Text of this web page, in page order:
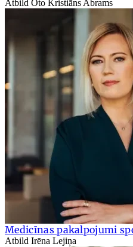
Atbild Oto Kristiāns Abrams
Medicīnas pakalpojumi
Atbild Irēna Lejiņa